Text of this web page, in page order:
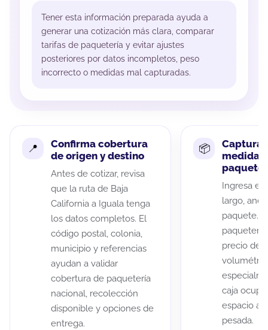
Tener esta información preparada ayuda a
generar una cotización más clara, comparar
tarifas de paquetería y evitar ajustes
posteriores por datos incompletos, peso
incorrecto o medidas mal capturadas.
Confirma cobertura
de origen y destino
Antes de cotizar, revisa
que la ruta de Baja
California a Iguala tenga
los datos completos. El
código postal, colonia,
municipio y referencias
ayudan a validar
cobertura de paquetería
nacional, recolección
disponible y opciones de
entrega.
Captura
medidas
paquete
Ingresa el
largo,
paquete.
precio de
caja
espacio
pesada.